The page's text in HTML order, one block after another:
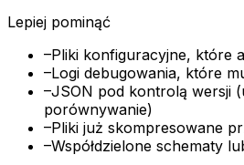
Lepiej pominąć
–Pliki konfiguracyjne, które
–Logi debugowania, które
–JSON pod kontrolą wersji
porównywanie)
–Pliki już skompresowane
–Współdzielone schematy